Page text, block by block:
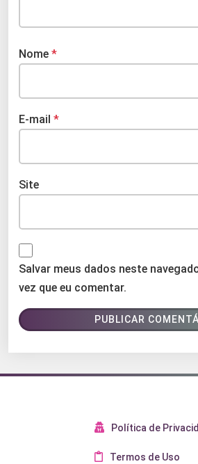
Nome *
E-mail *
Site
Salvar meus dados neste
vez que eu comentar.
Política de
Termos de Uso